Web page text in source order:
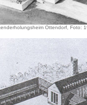
Ottendorf, Foto: